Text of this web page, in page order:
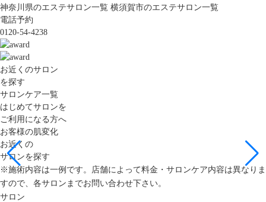
神奈川県のエステサロン一覧 横須賀市のエステサロン一覧
電話予約
0120-54-4238
お近くのサロン
を探す
サロンケア一覧
はじめてサロンを
ご利用になる方へ
お客様の肌変化
お近くの
サロンを探す
※施術内容は一例です。店舗によって料金・サロンケア内容は異なりま
すので、各サロンまでお問い合わせ下さい。
サロン